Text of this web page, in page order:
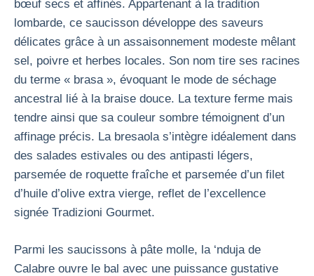
bœuf secs et affinés. Appartenant à la tradition
lombarde, ce saucisson développe des saveurs
délicates grâce à un assaisonnement modeste mêlant
sel, poivre et herbes locales. Son nom tire ses racines
du terme « brasa », évoquant le mode de séchage
ancestral lié à la braise douce. La texture ferme mais
tendre ainsi que sa couleur sombre témoignent d’un
affinage précis. La bresaola s’intègre idéalement dans
des salades estivales ou des antipasti légers,
parsemée de roquette fraîche et parsemée d’un filet
d’huile d’olive extra vierge, reflet de l’excellence
signée Tradizioni Gourmet.
Parmi les saucissons à pâte molle, la ‘nduja de
Calabre ouvre le bal avec une puissance gustative